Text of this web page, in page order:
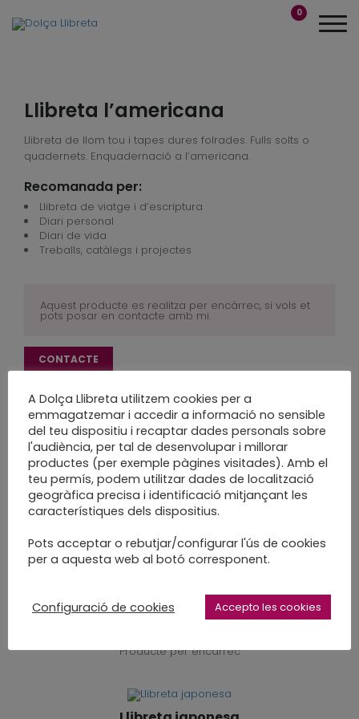
0
Llibreta l’americana
Llibreta de llom tou i tapes dures folrades. Fulls solts o
quadernets. Enquadernació a l’americana.
Recomanada per:
Llibreta de viatge i d’escriptura
Diari personal
Diari de vida
Treballs, catàlegs i projectes
Aquest producte es realitza per encàrrec, si vols et
pots posar en contacte amb mi.
CONTACTE
Categoria:Mostrari d'Enquadernacions
Productes relacionats
Àlbum a punt de trau
Producte per encàrrec
Producte per encàrrec
A Dolça Llibreta utilitzem cookies per a
emmagatzemar i accedir a informació no sensible
del teu dispositiu i recaptar dades personals sobre
l'audiència, per tal de desenvolupar i millorar
productes (per exemple pàgines visitades). Amb el
teu permís, podem utilitzar dades de localització
geogràfica precisa i identificació mitjançant les
característiques dels dispositius.
Pots acceptar o rebutjar/configurar l'ús de cookies
per a aquesta web al botó corresponent.
Configuració de cookies Accepto les cookies